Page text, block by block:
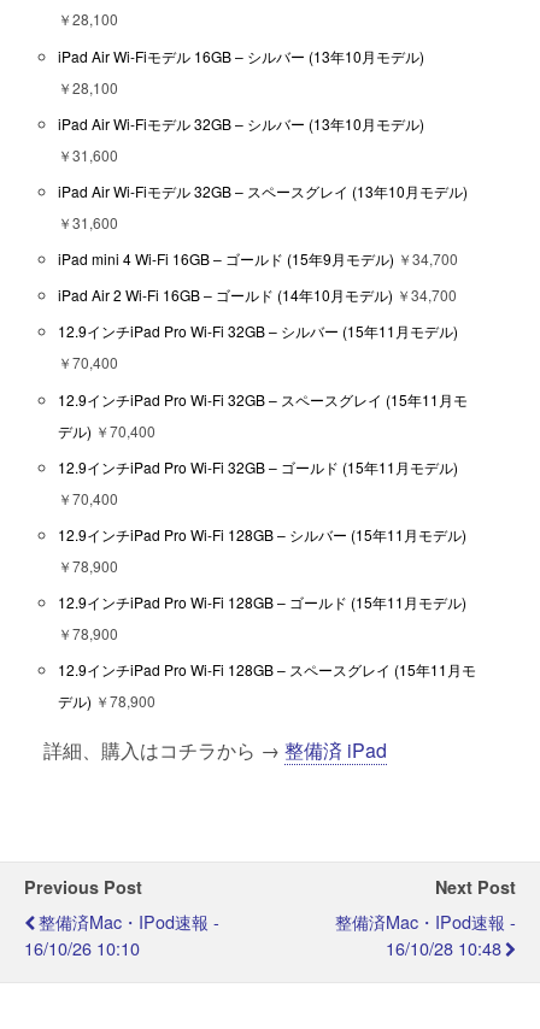
￥28,100
iPad Air Wi-Fiモデル 16GB – シルバー (13年10月モデル)
￥28,100
iPad Air Wi-Fiモデル 32GB – シルバー (13年10月モデル)
￥31,600
iPad Air Wi-Fiモデル 32GB – スペースグレイ (13年10月モデル)
￥31,600
iPad mini 4 Wi-Fi 16GB – ゴールド (15年9月モデル) ￥34,700
iPad Air 2 Wi-Fi 16GB – ゴールド (14年10月モデル) ￥34,700
12.9インチiPad Pro Wi-Fi 32GB – シルバー (15年11月モデル)
￥70,400
12.9インチiPad Pro Wi-Fi 32GB – スペースグレイ (15年11月モ
デル) ￥70,400
12.9インチiPad Pro Wi-Fi 32GB – ゴールド (15年11月モデル)
￥70,400
12.9インチiPad Pro Wi-Fi 128GB – シルバー (15年11月モデル)
￥78,900
12.9インチiPad Pro Wi-Fi 128GB – ゴールド (15年11月モデル)
￥78,900
12.9インチiPad Pro Wi-Fi 128GB – スペースグレイ (15年11月モ
デル) ￥78,900
詳細、購入はコチラから → 整備済 iPad
Previous Post
整備済Mac・iPod速報 -
16/10/26 10:10
Next Post
整備済Mac・iPod速報 -
16/10/28 10:48